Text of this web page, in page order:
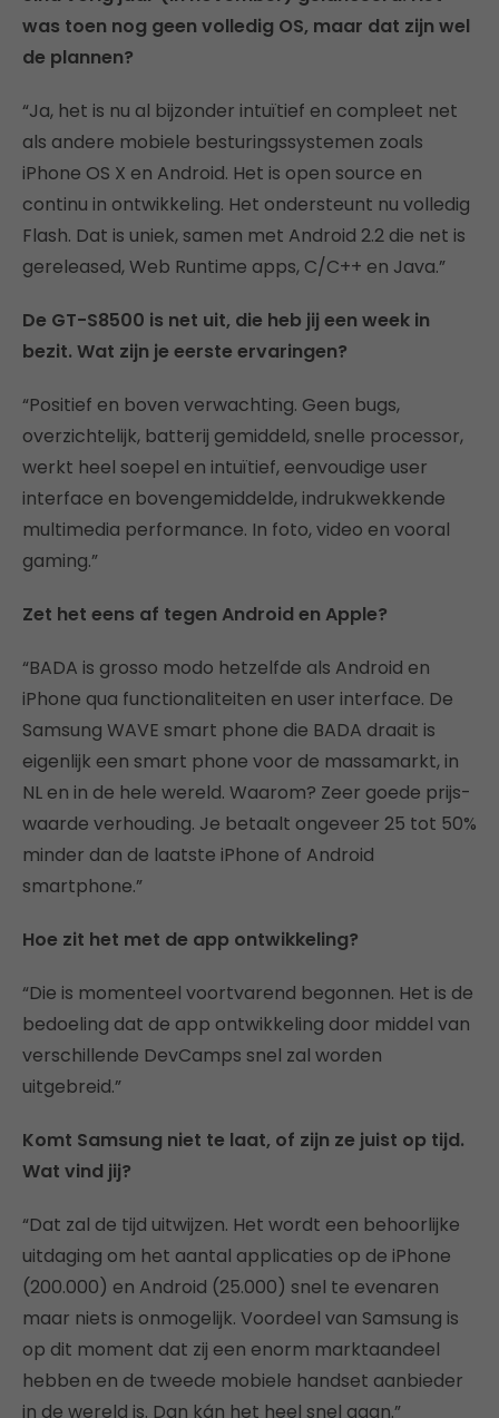
was toen nog geen volledig OS, maar dat zijn wel
de plannen?
“Ja, het is nu al bijzonder intuïtief en compleet net
als andere mobiele besturingssystemen zoals
iPhone OS X en Android. Het is open source en
continu in ontwikkeling. Het ondersteunt nu volledig
Flash. Dat is uniek, samen met Android 2.2 die net is
gereleased, Web Runtime apps, C/C++ en Java.”
De GT-S8500 is net uit, die heb jij een week in
bezit. Wat zijn je eerste ervaringen?
“Positief en boven verwachting. Geen bugs,
overzichtelijk, batterij gemiddeld, snelle processor,
werkt heel soepel en intuïtief, eenvoudige user
interface en bovengemiddelde, indrukwekkende
multimedia performance. In foto, video en vooral
gaming.”
Zet het eens af tegen Android en Apple?
“BADA is grosso modo hetzelfde als Android en
iPhone qua functionaliteiten en user interface. De
Samsung WAVE smart phone die BADA draait is
eigenlijk een smart phone voor de massamarkt, in
NL en in de hele wereld. Waarom? Zeer goede prijs-
waarde verhouding. Je betaalt ongeveer 25 tot 50%
minder dan de laatste iPhone of Android
smartphone.”
Hoe zit het met de app ontwikkeling?
“Die is momenteel voortvarend begonnen. Het is de
bedoeling dat de app ontwikkeling door middel van
verschillende DevCamps snel zal worden
uitgebreid.”
Komt Samsung niet te laat, of zijn ze juist op tijd.
Wat vind jij?
“Dat zal de tijd uitwijzen. Het wordt een behoorlijke
uitdaging om het aantal applicaties op de iPhone
(200.000) en Android (25.000) snel te evenaren
maar niets is onmogelijk. Voordeel van Samsung is
op dit moment dat zij een enorm marktaandeel
hebben en de tweede mobiele handset aanbieder
in de wereld is. Dan kán het heel snel gaan.”